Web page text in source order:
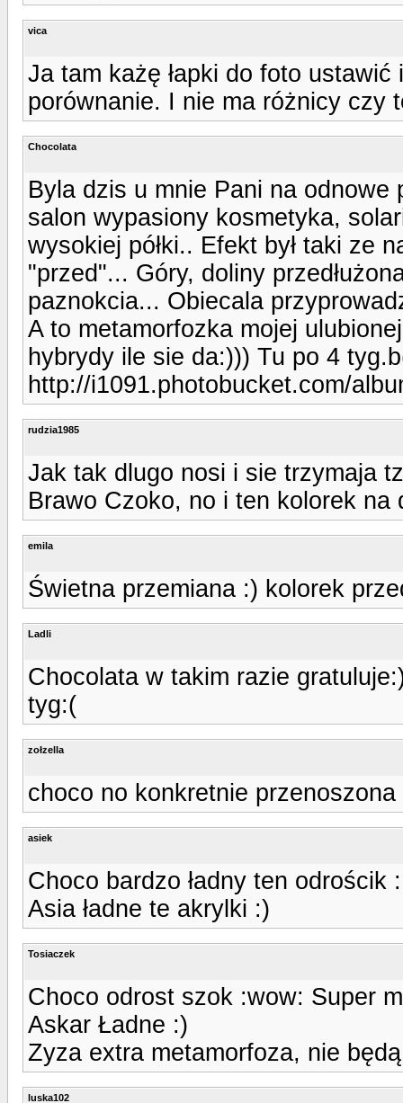
vica
Ja tam każę łapki do foto
porównanie. I nie ma różnicy czy
Chocolata
Byla dzis u mnie Pani na
salon wypasiony kosmetyka,
wysokiej półki.. Efekt był taki ze
"przed"... Góry, doliny
paznokcia... Obiecala
A to metamorfozka mojej
hybrydy ile sie da:))) Tu po 4
http://i1091.photobucket.com/
rudzia1985
Jak tak dlugo nosi i sie trzymaja
Brawo Czoko, no i ten kolorek na
emila
Świetna przemiana :) kolorek
Ladli
Chocolata w takim razie
tyg:(
zołzella
choco no konkretnie
asiek
Choco bardzo ładny ten odrościk
Asia ładne te akrylki :)
Tosiaczek
Choco odrost szok :wow: Super
Askar Ładne :)
Zyza extra metamorfoza, nie
luska102